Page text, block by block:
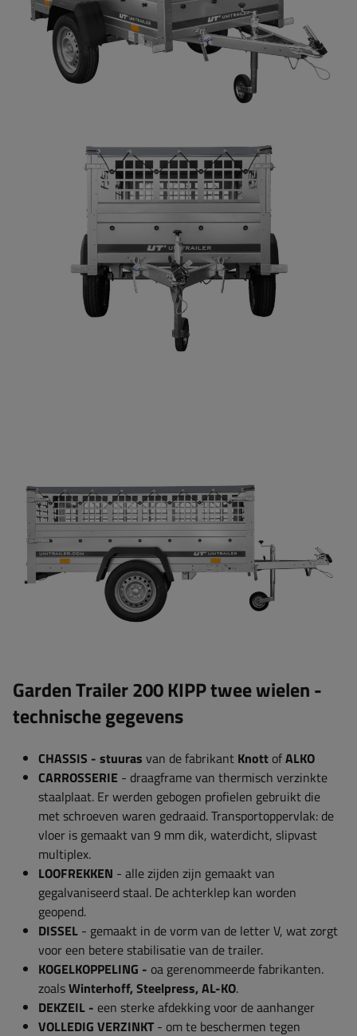
Garden Trailer 200 KIPP twee wielen -
technische gegevens
CHASSIS - stuuras van de fabrikant Knott ofALKO
CARROSSERIE - draagframe van thermisch verzinkte
staalplaat. Er werden gebogen profielen gebruikt die
met schroeven waren gedraaid. Transportoppervlak: de
vloer is gemaakt van 9 mm dik, waterdicht, slipvast
multiplex.
LOOFREKKEN - alle zijden zijn gemaakt van
gegalvaniseerd staal. De achterklep kan worden
geopend.
DISSEL - gemaakt in de vorm van de letter V, wat zorgt
voor een betere stabilisatie van de trailer.
KOGELKOPPELING - oa gerenommeerde fabrikanten.
zoalsWinterhoff, Steelpress, AL-KO.
DEKZEIL - een sterke afdekking voor de aanhanger
VOLLEDIG VERZINKT- om te beschermen tegen